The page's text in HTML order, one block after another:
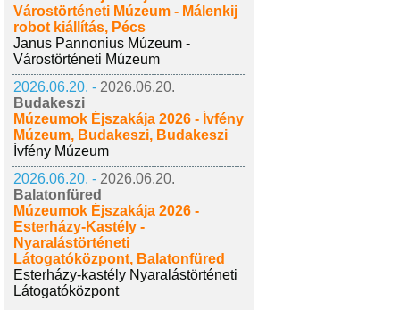
Várostörténeti Múzeum - Málenkij
robot kiállítás, Pécs
Janus Pannonius Múzeum -
Várostörténeti Múzeum
2026.06.20. - 2026.06.20.
Budakeszi
Múzeumok Éjszakája 2026 - Ívfény
Múzeum, Budakeszi, Budakeszi
Ívfény Múzeum
2026.06.20. - 2026.06.20.
Balatonfüred
Múzeumok Éjszakája 2026 -
Esterházy-Kastély -
Nyaralástörténeti
Látogatóközpont, Balatonfüred
Esterházy-kastély Nyaralástörténeti
Látogatóközpont